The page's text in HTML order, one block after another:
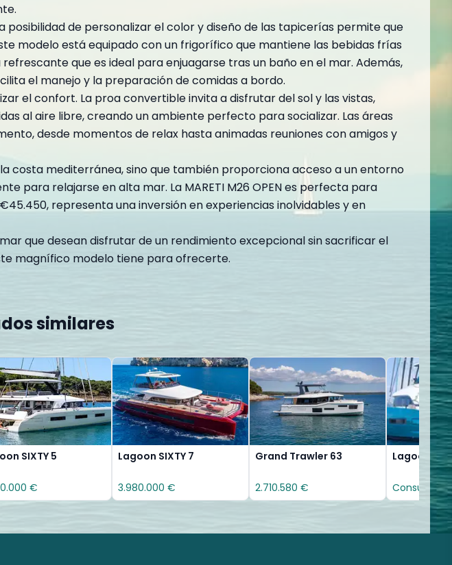
posibilidad de personalizar el color y diseño de las tapicerías permite que
modelo está equipado con un frigorífico que mantiene las bebidas frías
que es ideal para enjuagarse tras un baño en el mar. Además,
el manejo y la preparación de comidas a bordo.
el confort. La proa convertible invita a disfrutar del sol y las vistas,
al aire libre, creando un ambiente perfecto para socializar. Las áreas
desde momentos de relax hasta animadas reuniones con amigos y
costa mediterránea, sino que también proporciona acceso a un entorno
para relajarse en alta mar. La MARETI M26 OPEN es perfecta para
representa una inversión en experiencias inolvidables y en
que desean disfrutar de un rendimiento excepcional sin sacrificar el
magnífico modelo tiene para ofrecerte.
similares
SIXTY 5
€
Lagoon SIXTY 7
3.980.000 €
Grand Trawler 63
2.710.580 €
Lagoon
Consultar